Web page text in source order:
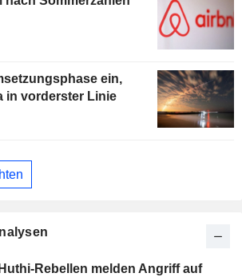
ein,
in vorderster Linie
Rebellen melden Angriff auf